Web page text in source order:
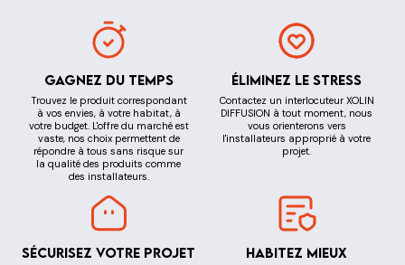
Gagnez du temps
Trouvez le produit correspondant
à vos envies, à votre habitat, à
votre budget. L'offre du marché est
vaste, nos choix permettent de
répondre à tous sans risque sur
la qualité des produits comme
des installateurs.
Éliminez le stress
Contactez un interlocuteur XOLIN
DIFFUSION à tout moment, nous
vous orienterons vers
l'installateurs approprié à votre
projet.
Sécurisez votre projet Habitez mieux